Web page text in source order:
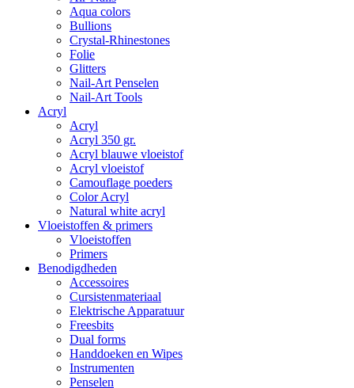
Aqua colors
Bullions
Crystal-Rhinestones
Folie
Glitters
Nail-Art Penselen
Nail-Art Tools
Acryl
Acryl
Acryl 350 gr.
Acryl blauwe vloeistof
Acryl vloeistof
Camouflage poeders
Color Acryl
Natural white acryl
Vloeistoffen & primers
Vloeistoffen
Primers
Benodigdheden
Accessoires
Cursistenmateriaal
Elektrische Apparatuur
Freesbits
Dual forms
Handdoeken en Wipes
Instrumenten
Penselen